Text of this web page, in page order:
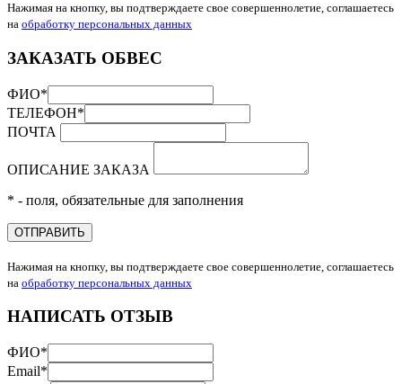
Нажимая на кнопку, вы подтверждаете свое совершеннолетие, соглашаетесь
на обработку персональных данных
ЗАКАЗАТЬ ОБВЕС
ФИО*
ТЕЛЕФОН*
ПОЧТА
ОПИСАНИЕ ЗАКАЗА
* - поля, обязательные для заполнения
ОТПРАВИТЬ
Нажимая на кнопку, вы подтверждаете свое совершеннолетие, соглашаетесь
на обработку персональных данных
НАПИСАТЬ ОТЗЫВ
ФИО*
Email*